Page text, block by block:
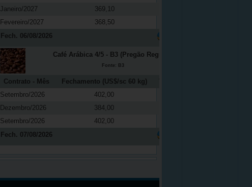
Janeiro/2027
369,10
Fevereiro/2027
368,50
Fech. 06/08/2026
Café Arábica 4/5 - B3 (Pregão Regular)
Fonte: B3
Contrato - Mês Fechamento (US$/sc 60 kg)
Setembro/2026
402,00
Dezembro/2026
384,00
Setembro/2026
402,00
Fech. 07/08/2026